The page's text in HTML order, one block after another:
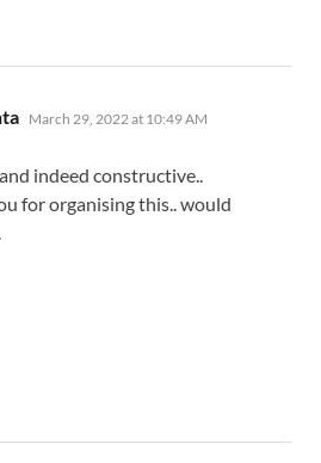
says:
March 29, 2022 at 10:49 AM
indeed constructive..
for organising this.. would